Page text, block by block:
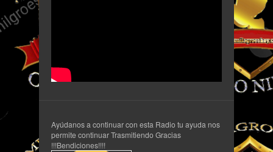
Ayúdanos a continuar con esta Radio tu ayuda nos
permite continuar Trasmitiendo Gracias
!!!Bendiciones!!!!